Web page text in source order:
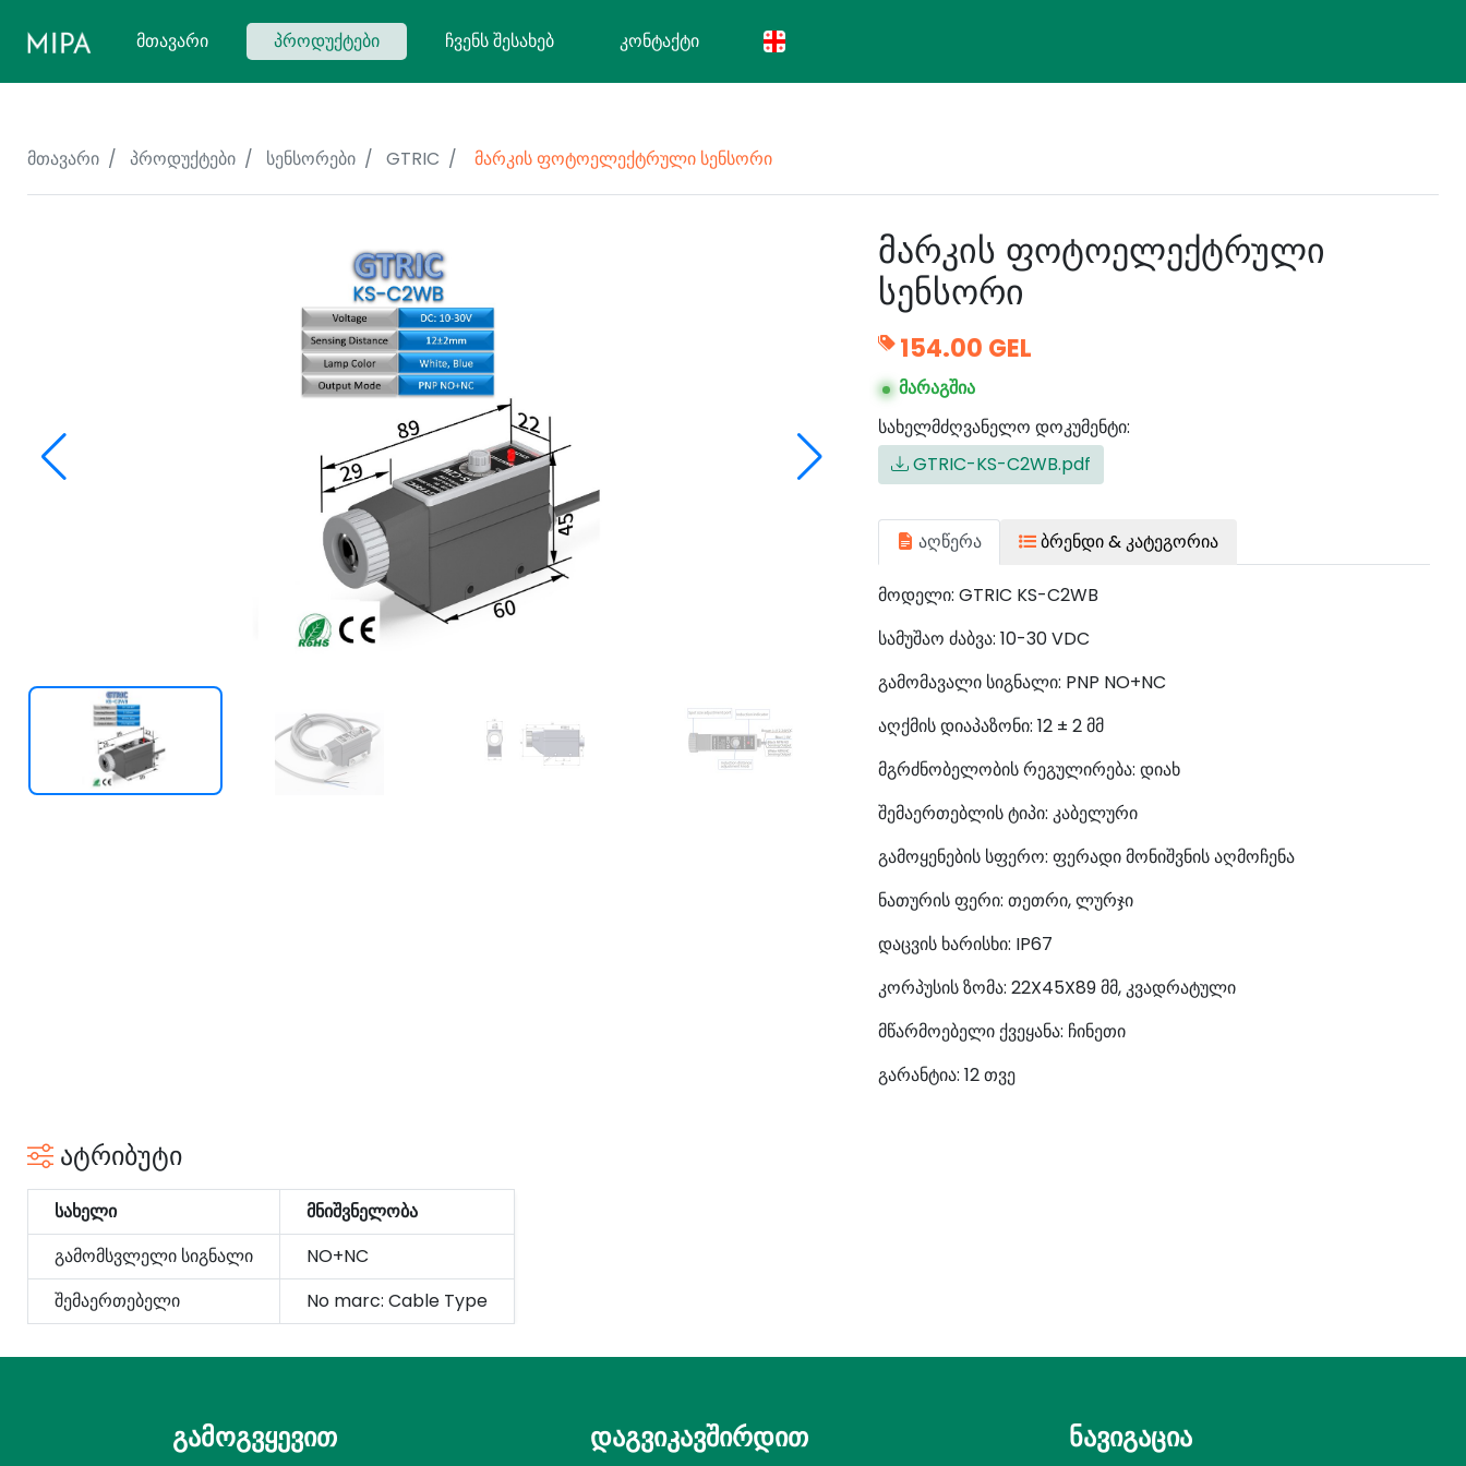
ᲛᲗᲐᲕᲐᲠᲘ(CURRENT)ᲞᲠᲝᲓᲣᲥᲢᲔᲑᲘ ᲩᲕᲔᲜᲡ ᲨᲔᲡᲐᲮᲔᲑ ᲙᲝᲜᲢᲐᲥᲢᲘ
მთავარი პროდუქტები სენსორები GTRIC მარკის ფოტოელექტრული სენსორი
მარკის ფოტოელექტრული
სენსორი
154.00 GEL
მარაგშია
სახელმძღვანელო დოკუმენტი:
GTRIC-KS-C2WB.pdf
აღწერა ბრენდი & კატეგორია
მოდელი: GTRIC KS-C2WB
სამუშაო ძაბვა: 10-30 VDC
გამომავალი სიგნალი: PNP NO+NC
აღქმის დიაპაზონი: 12 ± 2 მმ
მგრძნობელობის რეგულირება: დიახ
შემაერთებლის ტიპი: კაბელური
გამოყენების სფერო: ფერადი მონიშვნის აღმოჩენა
ნათურის ფერი: თეთრი, ლურჯი
დაცვის ხარისხი: IP67
კორპუსის ზომა: 22X45X89 მმ, კვადრატული
მწარმოებელი ქვეყანა: ჩინეთი
გარანტია: 12 თვე
ატრიბუტი
სახელი
მნიშვნელობა
გამომსვლელი სიგნალი
NO+NC
შემაერთებელი
No marc: Cable Type
გამოგვყევით დაგვიკავშირდით ნავიგაცია